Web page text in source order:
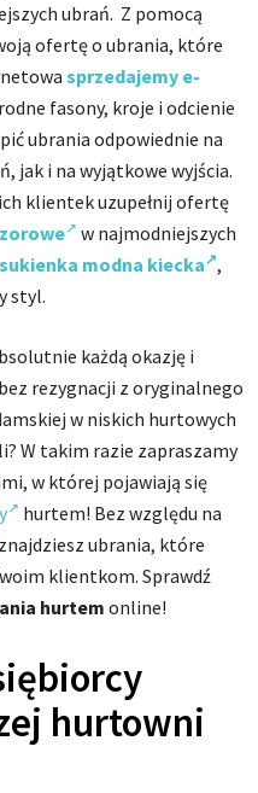
ubrań. Z pomocą
ofertę o ubrania, które
sprzedajemy e-
fasony, kroje i odcienie
ubrania odpowiednie na
jak i na wyjątkowe wyjścia.
klientek uzupełnij ofertę
w najmodniejszych
sukienka modna kiecka ,
styl.
każdą okazję i
rezygnacji z oryginalnego
w niskich hurtowych
W takim razie zapraszamy
w której pojawiają się
hurtem! Bez względu na
znajdziesz ubrania, które
klientkom. Sprawdź
hurtem online!
hurtowni